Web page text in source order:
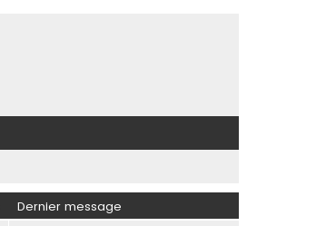
Dernier message